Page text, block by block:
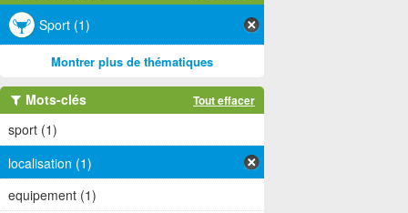
Sport (1)
Montrer plus de thématiques
Mots-clés Tout effacer
sport (1)
localisation (1)
equipement (1)